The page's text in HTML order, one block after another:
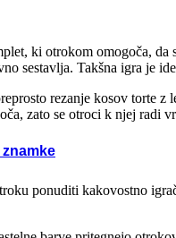
znamke
Viga
Smoby
ki otrokom omogoča,
sestavlja. Takšna igra je
rezanje kosov torte
zato se otroci k njej radi
ponuditi kakovostno